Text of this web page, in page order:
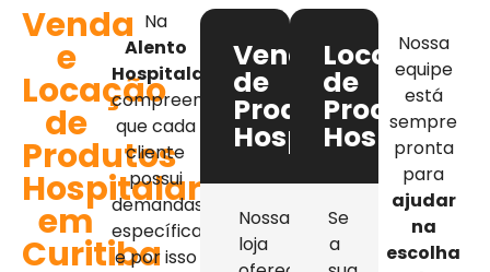
Venda
e
Locação
de
Produtos
Hospitalares
em
Curitiba
Na
Alento
Hospitalar
compreendemos
que cada
cliente
possui
demandas
específicas,
e por isso
Venda
de
Produtos
Hospitalares
Nossa
loja
Locação
de
Produtos
Se
a
Nossa
equipe
está
sempre
pronta
para
ajudar
na
escolha